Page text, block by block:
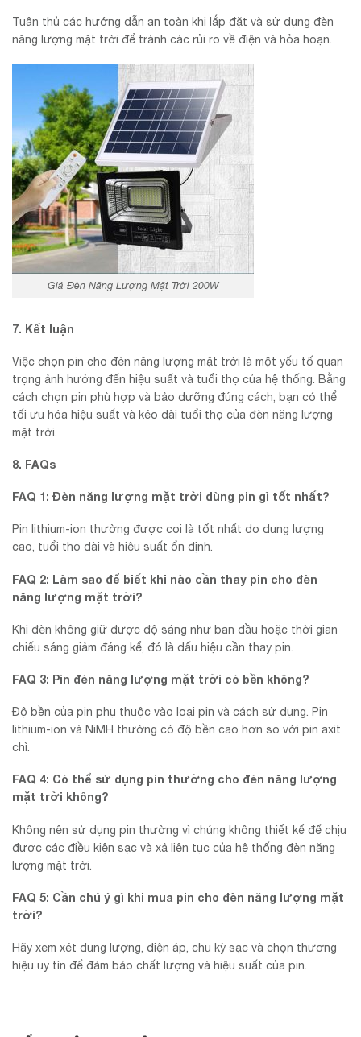
Tuân thủ các hướng dẫn an toàn khi lắp đặt và sử dụng đèn
năng lượng mặt trời để tránh các rủi ro về điện và hỏa hoạn.
Giá Đèn Năng Lượng Mặt Trời 200W
7. Kết luận
Việc chọn pin cho đèn năng lượng mặt trời là một yếu tố quan
trọng ảnh hưởng đến hiệu suất và tuổi thọ của hệ thống. Bằng
cách chọn pin phù hợp và bảo dưỡng đúng cách, bạn có thể
tối ưu hóa hiệu suất và kéo dài tuổi thọ của đèn năng lượng
mặt trời.
8. FAQs
FAQ 1: Đèn năng lượng mặt trời dùng pin gì tốt nhất?
Pin lithium-ion thường được coi là tốt nhất do dung lượng
cao, tuổi thọ dài và hiệu suất ổn định.
FAQ 2: Làm sao để biết khi nào cần thay pin cho đèn
năng lượng mặt trời?
Khi đèn không giữ được độ sáng như ban đầu hoặc thời gian
chiếu sáng giảm đáng kể, đó là dấu hiệu cần thay pin.
FAQ 3: Pin đèn năng lượng mặt trời có bền không?
Độ bền của pin phụ thuộc vào loại pin và cách sử dụng. Pin
lithium-ion và NiMH thường có độ bền cao hơn so với pin axit
chì.
FAQ 4: Có thể sử dụng pin thường cho đèn năng lượng
mặt trời không?
Không nên sử dụng pin thường vì chúng không thiết kế để chịu
được các điều kiện sạc và xả liên tục của hệ thống đèn năng
lượng mặt trời.
FAQ 5: Cần chú ý gì khi mua pin cho đèn năng lượng mặt
trời?
Hãy xem xét dung lượng, điện áp, chu kỳ sạc và chọn thương
hiệu uy tín để đảm bảo chất lượng và hiệu suất của pin.